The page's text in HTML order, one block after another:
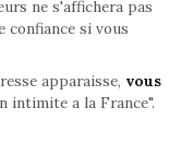
ne s'affichera pas
confiance si vous
apparaisse, vous
intimite a la France".